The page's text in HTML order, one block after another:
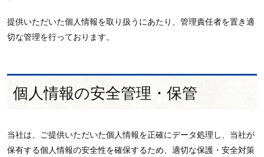
提供いただいた個人情報を取り扱うにあたり、管理責任者を置き適
切な管理を行っております。
個人情報の安全管理・保管
当社は、ご提供いただいた個人情報を正確にデータ処理し、当社が
保有する個人情報の安全性を確保するため、適切な保護・安全対策